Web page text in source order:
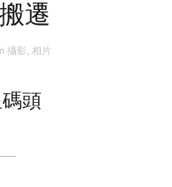
遷
攝影 相片
頭